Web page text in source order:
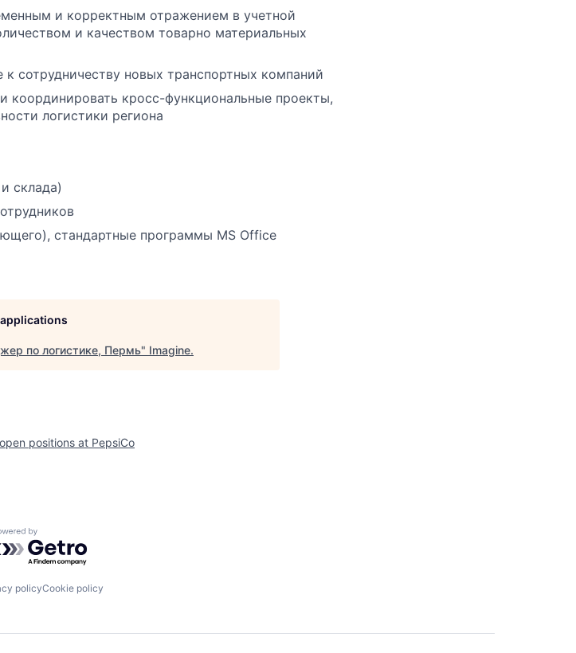
и корректным отражением в учетной
и качеством товарно материальных
сотрудничеству новых транспортных компаний
координировать кросс-функциональные проекты,
логистики региона
склада)
стандартные программы MS Office
по логистике, Пермь" Imagine.
positions at PepsiCo
by Getro.com
policyCookie policy